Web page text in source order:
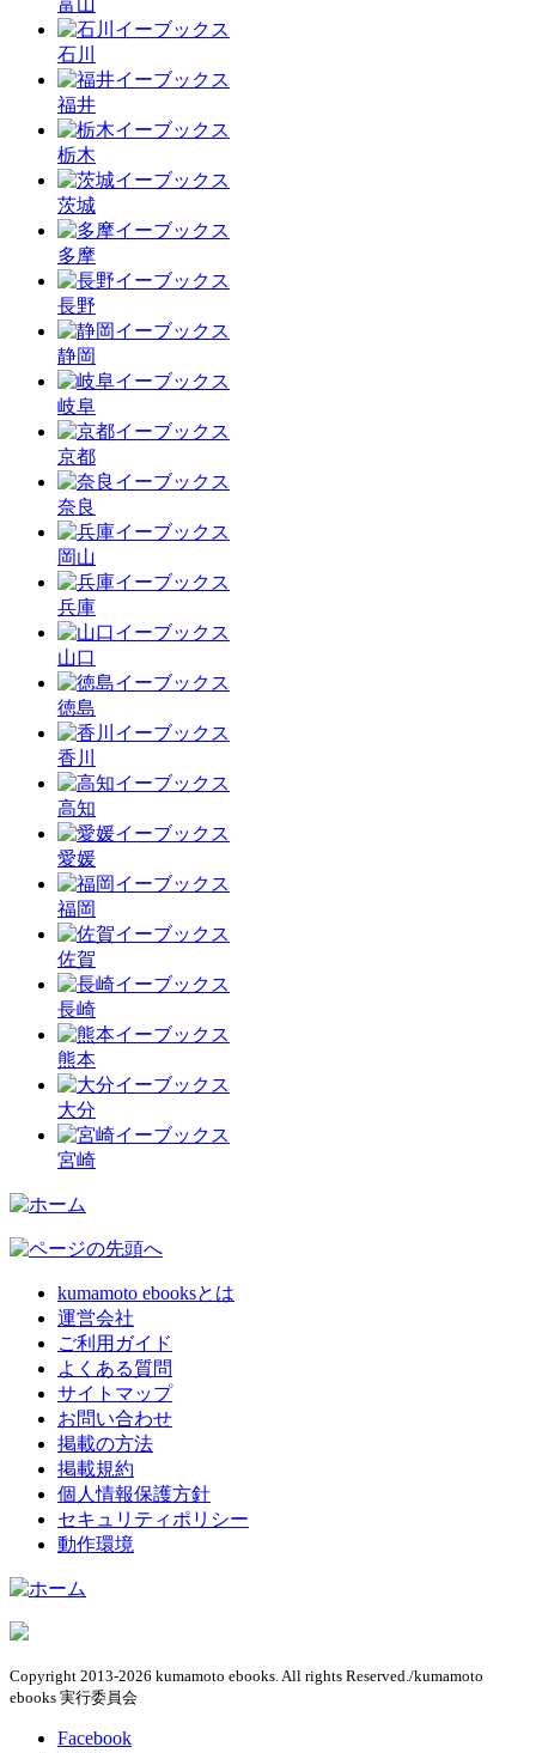
富山
石川
福井
栃木
茨城
多摩
長野
静岡
岐阜
京都
奈良
岡山
兵庫
山口
徳島
香川
高知
愛媛
福岡
佐賀
長崎
熊本
大分
宮崎
kumamoto ebooksとは
運営会社
ご利用ガイド
よくある質問
サイトマップ
お問い合わせ
掲載の方法
掲載規約
個人情報保護方針
セキュリティポリシー
動作環境
Copyright 2013-2026 kumamoto ebooks. All rights Reserved./kumamoto
ebooks 実行委員会
Facebook